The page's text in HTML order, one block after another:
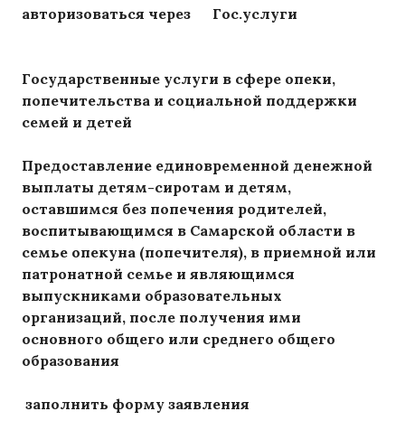
авторизоваться через Гос.услуги
Государственные услуги в сфере опеки,
попечительства и социальной поддержки
семей и детей
Предоставление единовременной денежной
выплаты детям-сиротам и детям,
оставшимся без попечения родителей,
воспитывающимся в Самарской области в
семье опекуна (попечителя), в приемной или
патронатной семье и являющимся
выпускниками образовательных
организаций, после получения ими
основного общего или среднего общего
образования
заполнить форму заявления